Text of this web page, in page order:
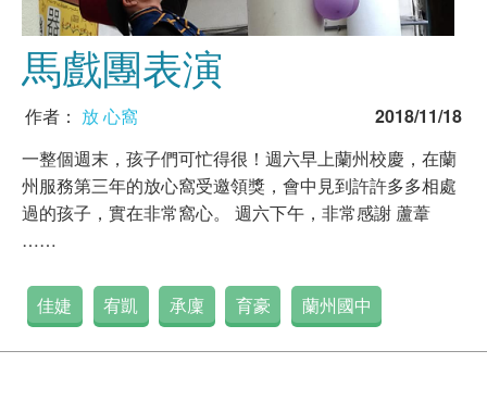
馬戲團表演
作者： 放 心窩
2018/11/18
一整個週末，孩子們可忙得很！週六早上蘭州校慶，在蘭
州服務第三年的放心窩受邀領獎，會中見到許許多多相處
過的孩子，實在非常窩心。 週六下午，非常感謝 蘆葦
……
佳婕 宥凱 承廩 育豪 蘭州國中